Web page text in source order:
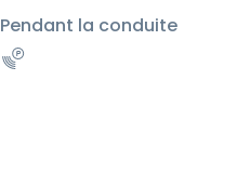
Pendant la conduite